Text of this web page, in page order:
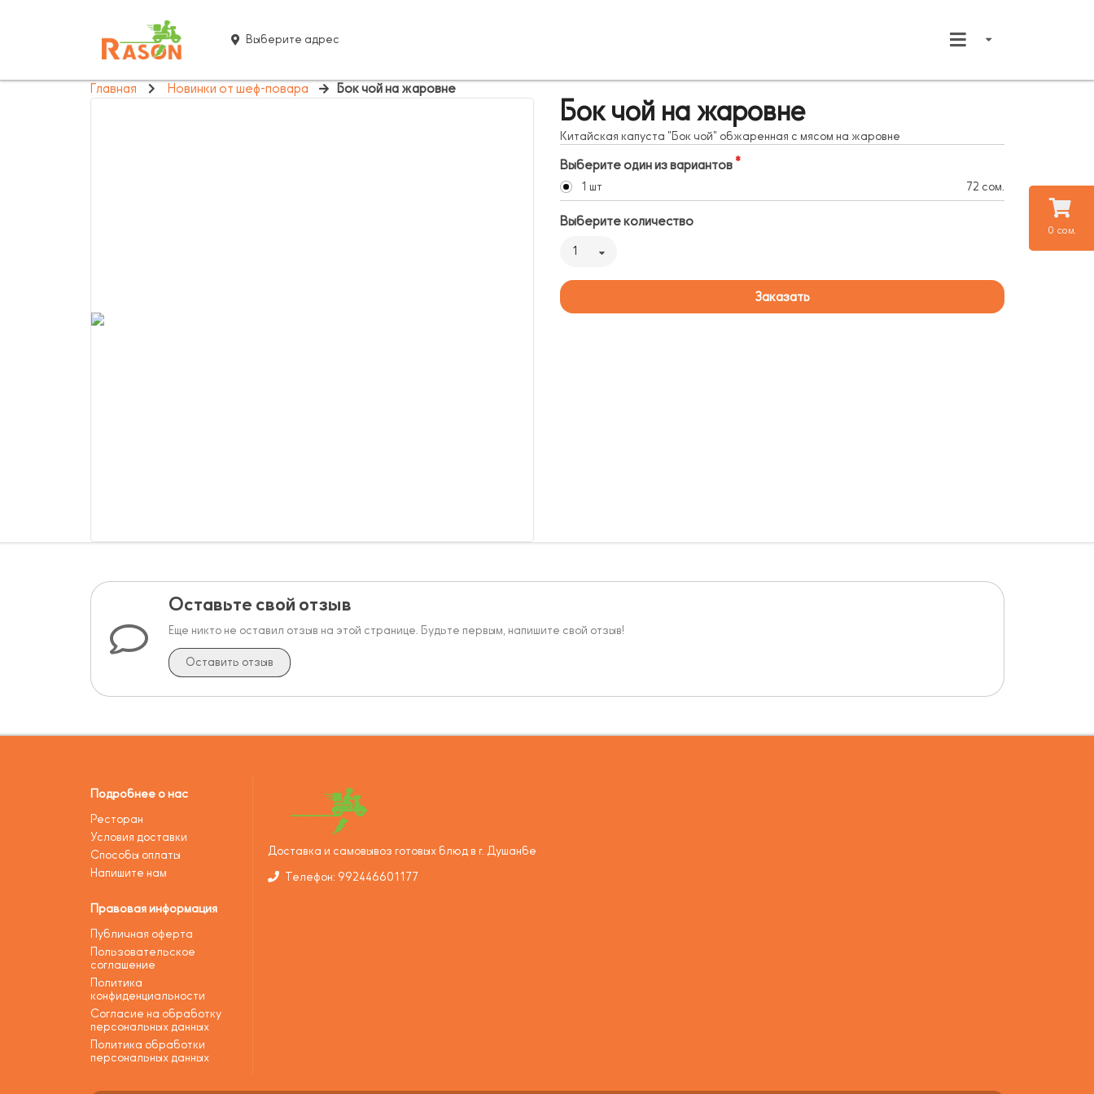
0 сом.
Выберите адрес
Главная Новинки от шеф-повара Бок чой на жаровне
Бок чой на жаровне
Китайская капуста "Бок чой" обжаренная с мясом на жаровне
Выберите один из вариантов
1 шт 72 сом.
Выберите количество
1
Заказать
Оставьте свой отзыв
Еще никто не оставил отзыв на этой странице. Будьте первым, напишите свой отзыв!
Оставить отзыв
Подробнее о нас
Ресторан
Условия доставки
Способы оплаты
Напишите нам
Правовая информация
Публичная оферта
Пользовательское
соглашение
Политика
конфиденциальности
Согласие на обработку
персональных данных
Политика обработки
персональных данных
Доставка и самовывоз готовых блюд в г. Душанбе
Телефон: 992446601177